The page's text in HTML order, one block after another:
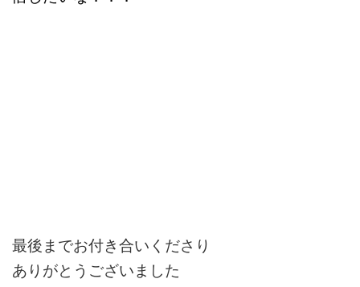
最後までお付き合いくださり
ありがとうございました